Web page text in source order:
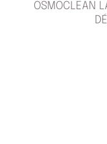
OSMOCLEAN